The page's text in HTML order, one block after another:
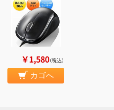
￥1,580（税込）
カゴへ